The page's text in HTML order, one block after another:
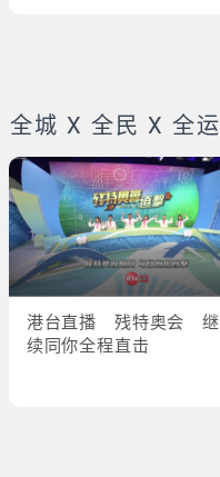
全城 X 全民 X 全运
港台直播 残特奥会 继
续同你全程直击